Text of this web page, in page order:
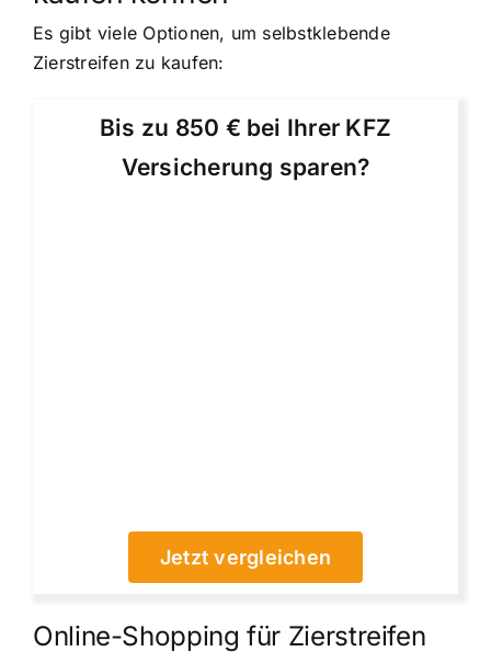
Es gibt viele Optionen, um selbstklebende
Zierstreifen zu kaufen:
Bis zu 850 € bei Ihrer KFZ
Versicherung sparen?
Jetzt vergleichen
Online-Shopping für Zierstreifen